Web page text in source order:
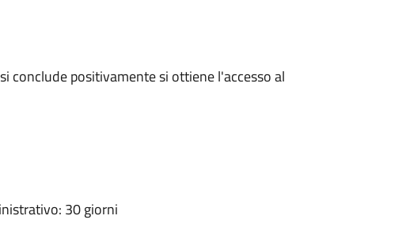
conclude positivamente si ottiene l'accesso al
30 giorni